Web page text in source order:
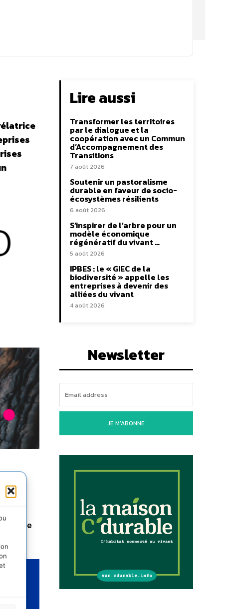
Lire aussi
Transformer les territoires
par le dialogue et la
coopération avec un Commun
d’Accompagnement des
Transitions
7 août 2026
Soutenir un pastoralisme
durable en faveur de socio-
écosystèmes résilients
6 août 2026
S’inspirer de l’arbre pour un
modèle économique
régénératif du vivant …
5 août 2026
IPBES : le « GIEC de la
biodiversité » appelle les
entreprises à devenir des
alliées du vivant
4 août 2026
Newsletter
JE M'ABONNE